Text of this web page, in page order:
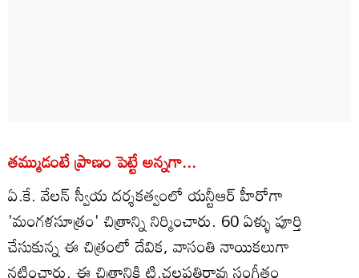
తమ్ముడంటే ప్రాణం పెట్టే అన్నగా...
ఏ.కే. వేలన్ స్వీయ దర్శకత్వంలో యన్టీఆర్ హీరోగా
'మంగళసూత్రం' చిత్రాన్ని నిర్మించారు. 60 ఏళ్ళు పూర్తి
చేసుకున్న ఈ చిత్రంలో దేవిక, వాసంతి నాయికలుగా
నటించారు. ఈ చిత్రానికి టి.చలపతిరావు సంగీతం